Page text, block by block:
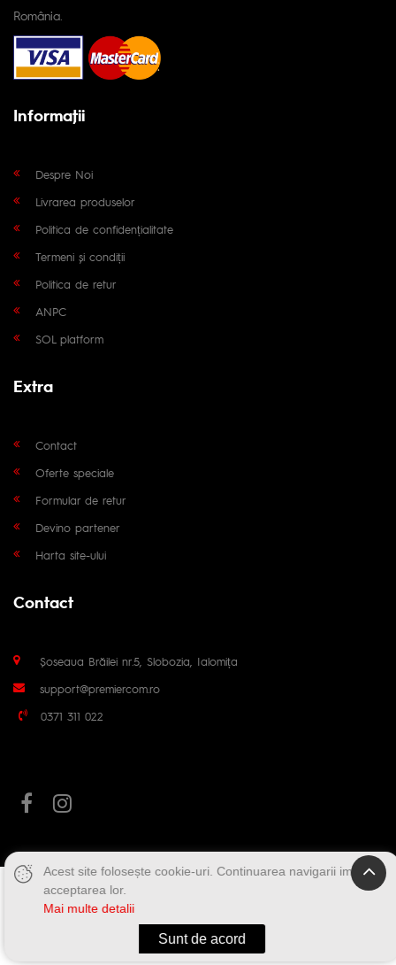
România.
Informaţii
Despre Noi
Livrarea produselor
Politica de confidențialitate
Termeni și condiții
Politica de retur
ANPC
SOL platform
Extra
Contact
Oferte speciale
Formular de retur
Devino partener
Harta site-ului
Contact
Șoseaua Brăilei nr.5, Slobozia, Ialomița
support@premiercom.ro
0371 311 022
Acest site folosește cookie-uri. Continuarea navigarii implica
acceptarea lor.
Mai multe detalii
Sunt de acord